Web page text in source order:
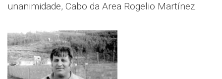
unanimidade, Cabo da Area Rogelio Martínez.